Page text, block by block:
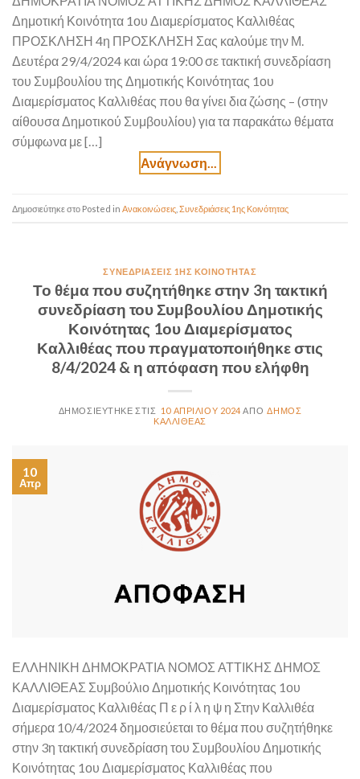
Δημοτική Κοινότητα 1ου Διαμερίσματος Καλλιθέας
ΠΡΟΣΚΛΗΣΗ 4η ΠΡΟΣΚΛΗΣΗ Σας καλούμε την Μ.
Δευτέρα 29/4/2024 και ώρα 19:00 σε τακτική συνεδρίαση
του Συμβουλίου της Δημοτικής Κοινότητας 1ου
Διαμερίσματος Καλλιθέας που θα γίνει δια ζώσης – (στην
αίθουσα Δημοτικού Συμβουλίου) για τα παρακάτω θέματα
σύμφωνα με […]
Posted in Ανακοινώσεις Συνεδριάσεις 1ης Κοινότητας
ΣΥΝΕΔΡΙΆΣΕΙΣ 1ΗΣ ΚΟΙΝΌΤΗΤΑΣ
Το θέμα που συζητήθηκε στην 3η τακτική
συνεδρίαση του Συμβουλίου Δημοτικής
Κοινότητας 1ου Διαμερίσματος
Καλλιθέας που πραγματοποιήθηκε στις
8/4/2024 & η απόφαση που ελήφθη
10 ΑΠΡΙΛΊΟΥ 2024
ΔΉΜΟΣ
ΚΑΛΛΙΘΈΑΣ
10
Απρ
ΕΛΛΗΝΙΚΗ ΔΗΜΟΚΡΑΤΙΑ ΝΟΜΟΣ ΑΤΤΙΚΗΣ ΔΗΜΟΣ
ΚΑΛΛΙΘΕΑΣ Συμβούλιο Δημοτικής Κοινότητας 1ου
Διαμερίσματος Καλλιθέας Π ε ρ ί λ η ψ η Στην Καλλιθέα
σήμερα 10/4/2024 δημοσιεύεται το θέμα που συζητήθηκε
στην 3η τακτική συνεδρίαση του Συμβουλίου Δημοτικής
Κοινότητας 1ου Διαμερίσματος Καλλιθέας που